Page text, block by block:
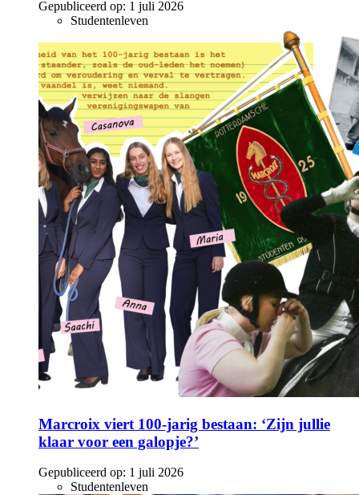
Gepubliceerd op: 1 juli 2026
Studentenleven
Marcroix viert 100-jarig bestaan: ‘Zijn jullie
klaar voor een galopje?’
Gepubliceerd op: 1 juli 2026
Studentenleven